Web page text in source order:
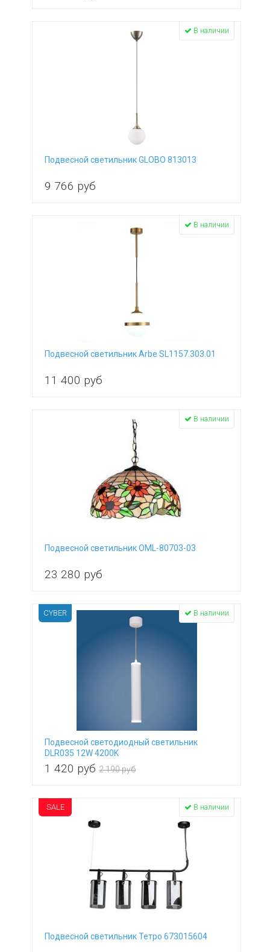
Подвесной светильник GLOBO 813013
9 766 руб
В наличии
Подвесной светильник Arbe SL1157.303.01
11 400 руб
В наличии
Подвесной светильник OML-80703-03
23 280 руб
В наличии
Подвесной светодиодный светильник
DLR035 12W 4200K
1 420 руб 2 190 руб
CYBER В наличии
Подвесной светильник Тетро 673015604
SALE В наличии